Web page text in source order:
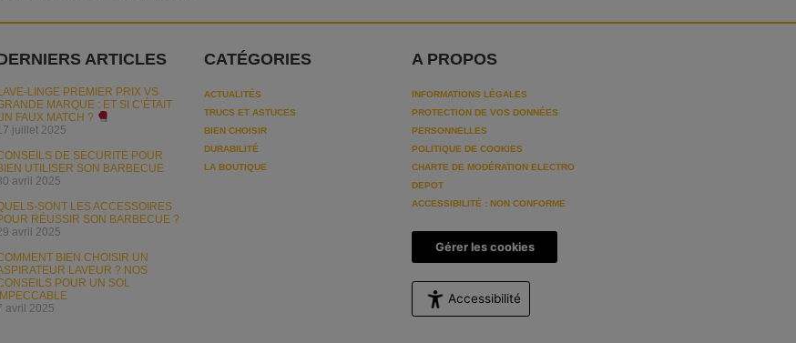
ARTICLES
LINGE PREMIER PRIX VS
MARQUE : ET SI C’ÉTAIT
FAUX MATCH ?
juillet 2025
DE SÉCURITÉ POUR
UTILISER SON BARBECUE
avril 2025
SONT LES ACCESSOIRES
RÉUSSIR SON BARBECUE ?
avril 2025
BIEN CHOISIR UN
LAVEUR ? NOS
POUR UN SOL
avril 2025
CATÉGORIES
ACTUALITÉS
TRUCS ET ASTUCES
BIEN CHOISIR
DURABILITÉ
LA BOUTIQUE
A PROPOS
INFORMATIONS LÉGALES
PROTECTION DE VOS DONNÉES
PERSONNELLES
POLITIQUE DE COOKIES
CHARTE DE MODÉRATION ELECTRO
DEPOT
ACCESSIBILITÉ : NON CONFORME
Gérer les cookies
Accessibilité